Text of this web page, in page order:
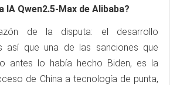
IA Qwen2.5-Max de Alibaba?
de la disputa: el desarrollo
así que una de las sanciones que
antes lo había hecho Biden, es la
de China a tecnología de punta,